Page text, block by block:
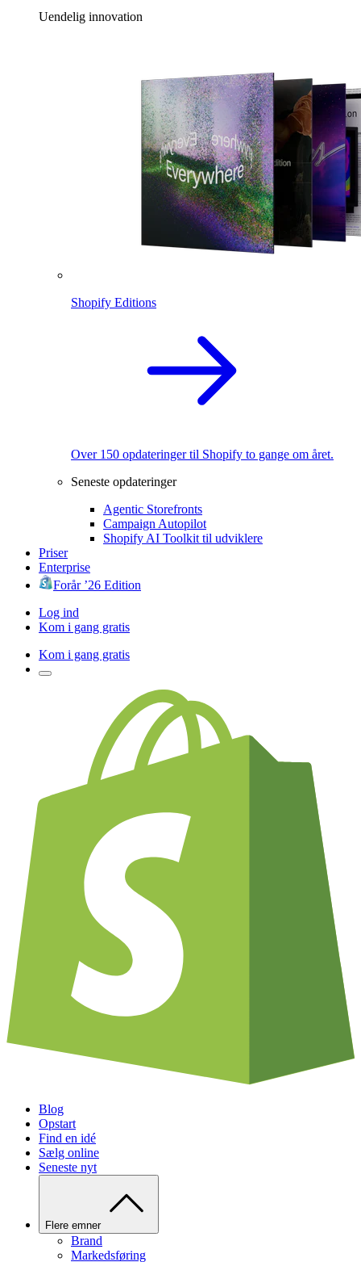
Uendelig innovation
Shopify Editions
Over 150 opdateringer til Shopify to gange om året.
Seneste opdateringer
Agentic Storefronts
Campaign Autopilot
Shopify AI Toolkit til udviklere
Priser
Enterprise
Forår ’26 Edition
Log ind
Kom i gang gratis
Kom i gang gratis
Blog
Opstart
Find en idé
Sælg online
Seneste nyt
Flere emner
Brand
Markedsføring